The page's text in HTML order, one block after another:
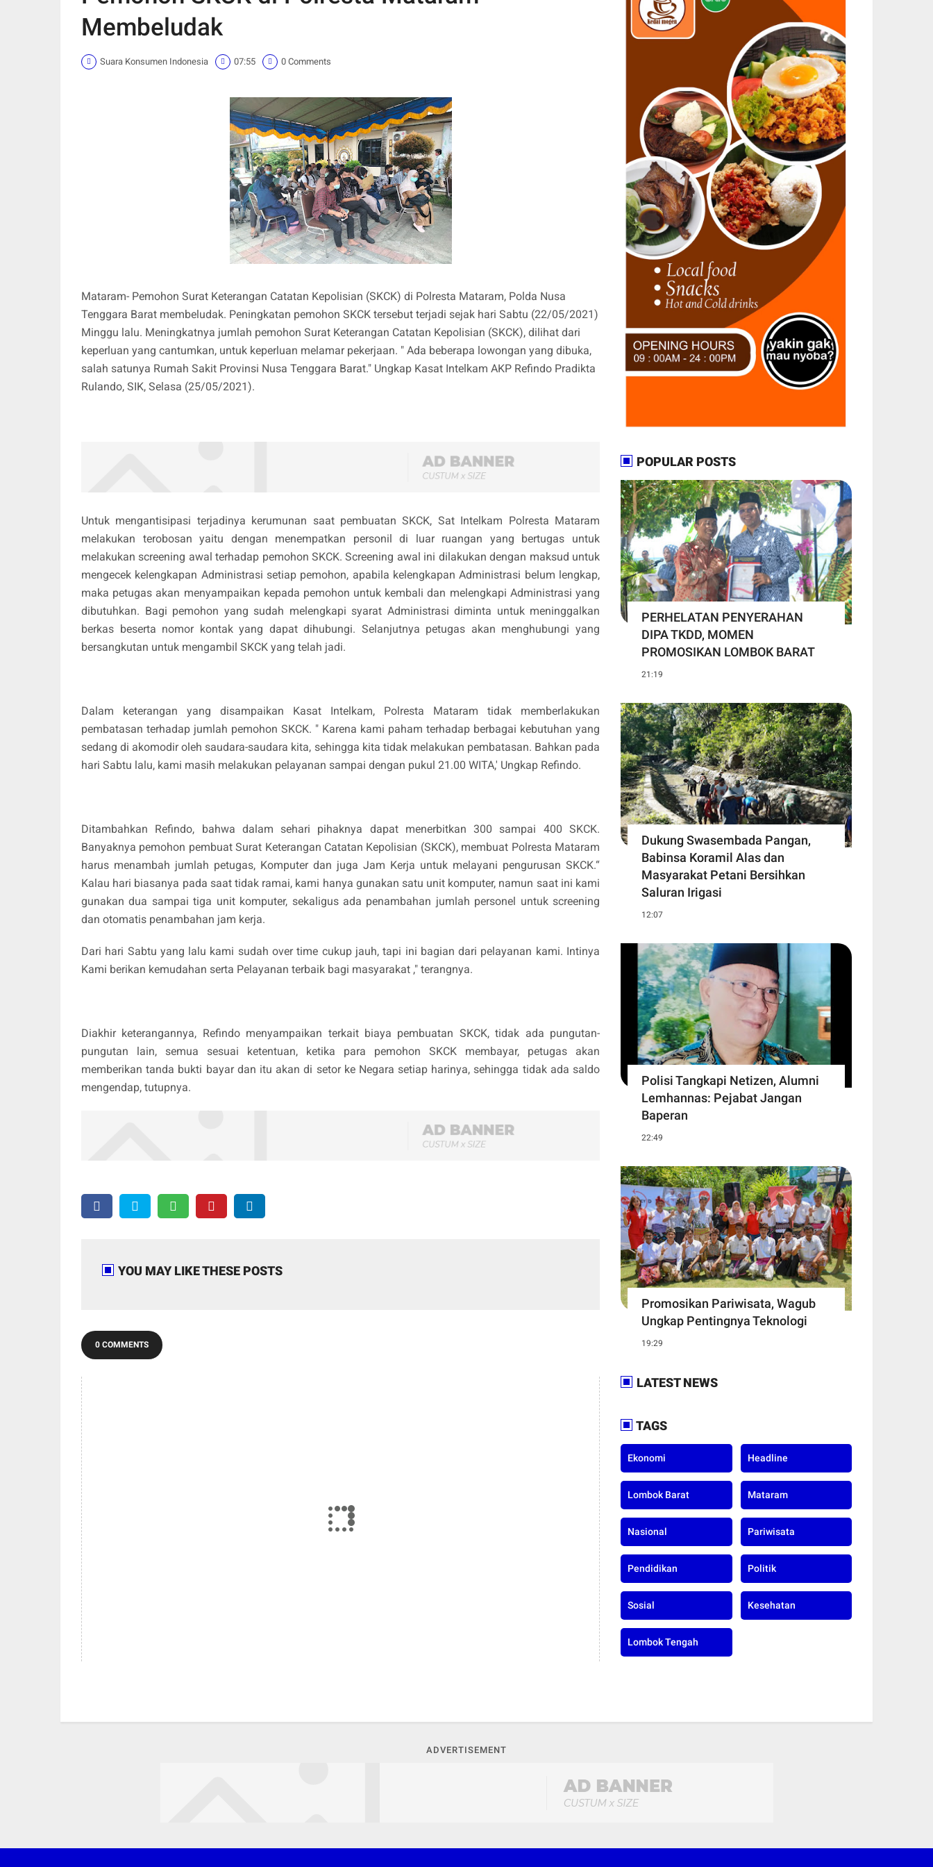
Membeludak
Suara Konsumen Indonesia 07:55 0 Comments
Mataram- Pemohon Surat Keterangan Catatan Kepolisian (SKCK) di Polresta Mataram, Polda Nusa
Tenggara Barat membeludak. Peningkatan pemohon SKCK tersebut terjadi sejak hari Sabtu (22/05/2021)
Minggu lalu. Meningkatnya jumlah pemohon Surat Keterangan Catatan Kepolisian (SKCK), dilihat dari
keperluan yang cantumkan, untuk keperluan melamar pekerjaan. " Ada beberapa lowongan yang dibuka,
salah satunya Rumah Sakit Provinsi Nusa Tenggara Barat." Ungkap Kasat Intelkam AKP Refindo Pradikta
Rulando, SIK, Selasa (25/05/2021).
Untuk mengantisipasi terjadinya kerumunan saat pembuatan SKCK, Sat Intelkam Polresta Mataram
melakukan terobosan yaitu dengan menempatkan personil di luar ruangan yang bertugas untuk
melakukan screening awal terhadap pemohon SKCK. Screening awal ini dilakukan dengan maksud untuk
mengecek kelengkapan Administrasi setiap pemohon, apabila kelengkapan Administrasi belum lengkap,
maka petugas akan menyampaikan kepada pemohon untuk kembali dan melengkapi Administrasi yang
dibutuhkan. Bagi pemohon yang sudah melengkapi syarat Administrasi diminta untuk meninggalkan
berkas beserta nomor kontak yang dapat dihubungi. Selanjutnya petugas akan menghubungi yang
bersangkutan untuk mengambil SKCK yang telah jadi.
Dalam keterangan yang disampaikan Kasat Intelkam, Polresta Mataram tidak memberlakukan
pembatasan terhadap jumlah pemohon SKCK. " Karena kami paham terhadap berbagai kebutuhan yang
sedang di akomodir oleh saudara-saudara kita, sehingga kita tidak melakukan pembatasan. Bahkan pada
hari Sabtu lalu, kami masih melakukan pelayanan sampai dengan pukul 21.00 WITA,' Ungkap Refindo.
Ditambahkan Refindo, bahwa dalam sehari pihaknya dapat menerbitkan 300 sampai 400 SKCK.
Banyaknya pemohon pembuat Surat Keterangan Catatan Kepolisian (SKCK), membuat Polresta Mataram
harus menambah jumlah petugas, Komputer dan juga Jam Kerja untuk melayani pengurusan SKCK.“
Kalau hari biasanya pada saat tidak ramai, kami hanya gunakan satu unit komputer, namun saat ini kami
gunakan dua sampai tiga unit komputer, sekaligus ada penambahan jumlah personel untuk screening
dan otomatis penambahan jam kerja.
Dari hari Sabtu yang lalu kami sudah over time cukup jauh, tapi ini bagian dari pelayanan kami. Intinya
Kami berikan kemudahan serta Pelayanan terbaik bagi masyarakat ," terangnya.
Diakhir keterangannya, Refindo menyampaikan terkait biaya pembuatan SKCK, tidak ada pungutan-
pungutan lain, semua sesuai ketentuan, ketika para pemohon SKCK membayar, petugas akan
memberikan tanda bukti bayar dan itu akan di setor ke Negara setiap harinya, sehingga tidak ada saldo
mengendap, tutupnya.
YOU MAY LIKE THESE POSTS
0 COMMENTS
POPULAR POSTS
PERHELATAN PENYERAHAN
DIPA TKDD, MOMEN
PROMOSIKAN LOMBOK BARAT
21:19
Dukung Swasembada Pangan,
Babinsa Koramil Alas dan
Masyarakat Petani Bersihkan
Saluran Irigasi
12:07
Polisi Tangkapi Netizen, Alumni
Lemhannas: Pejabat Jangan
Baperan
22:49
Promosikan Pariwisata, Wagub
Ungkap Pentingnya Teknologi
19:29
LATEST NEWS
TAGS
Ekonomi Headline
Lombok Barat Mataram
Nasional Pariwisata
Pendidikan Politik
Sosial Kesehatan
Lombok Tengah
ADVERTISEMENT